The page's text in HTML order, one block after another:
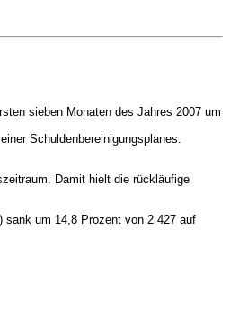
sieben Monaten des Jahres 2007 um
Schuldenbereinigungsplanes.
Damit hielt die rückläufige
sank um 14,8 Prozent von 2 427 auf